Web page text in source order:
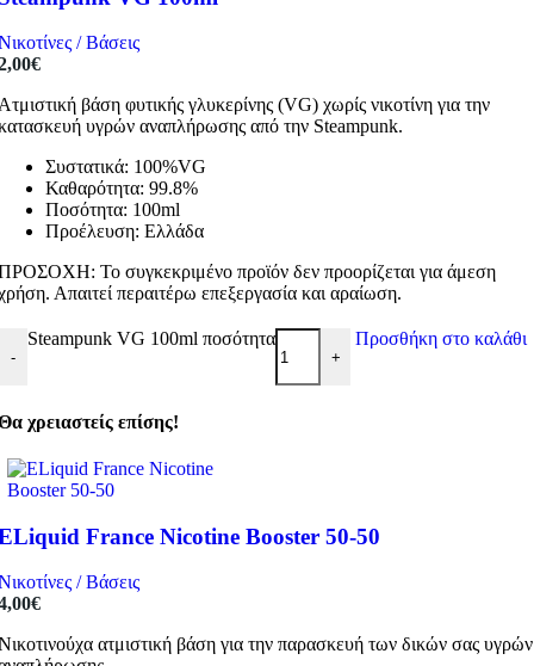
/ Βάσεις
€
βάση φυτικής γλυκερίνης (VG) χωρίς νικοτίνη για την
υγρών αναπλήρωσης από την Steampunk.
Συστατικά: 100%VG
Καθαρότητα: 99.8%
Ποσότητα: 100ml
Προέλευση: Ελλάδα
Το συγκεκριμένο προϊόν δεν προορίζεται για άμεση
Απαιτεί περαιτέρω επεξεργασία και αραίωση.
-
Steampunk VG 100ml ποσότητα
+
Προσθήκη στο καλάθι
χρειαστείς επίσης!
France Nicotine Booster 50-50
/ Βάσεις
€
ατμιστική βάση για την παρασκευή των δικών σας υγρών